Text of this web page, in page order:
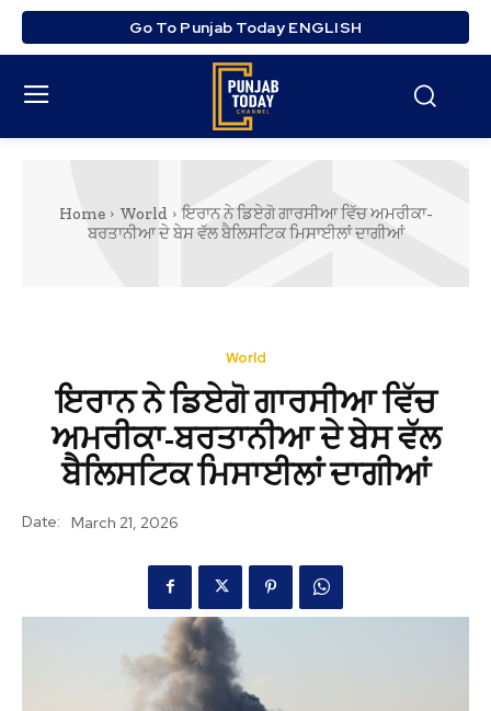
Go To Punjab Today ENGLISH
Home World
ਇਰਾਨ ਨੇ ਡਿਏਗੋ ਗਾਰਸੀਆ ਵਿੱਚ ਅਮਰੀਕਾ-
ਬਰਤਾਨੀਆ ਦੇ ਬੇਸ ਵੱਲ ਬੈਲਿਸਟਿਕ ਮਿਸਾਈਲਾਂ ਦਾਗੀਆਂ
World
ਇਰਾਨ ਨੇ ਡਿਏਗੋ ਗਾਰਸੀਆ ਵਿੱਚ
ਅਮਰੀਕਾ-ਬਰਤਾਨੀਆ ਦੇ ਬੇਸ ਵੱਲ
ਬੈਲਿਸਟਿਕ ਮਿਸਾਈਲਾਂ ਦਾਗੀਆਂ
Date: March 21, 2026